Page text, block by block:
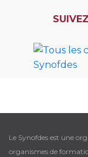
Le Synofdes est une
organismes de